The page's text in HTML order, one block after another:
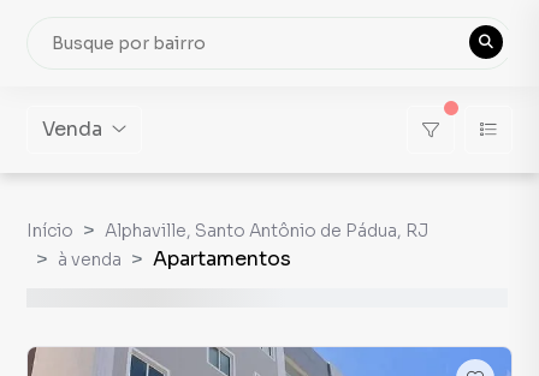
Venda
Início
Alphaville, Santo Antônio de Pádua, RJ
à venda
Apartamentos